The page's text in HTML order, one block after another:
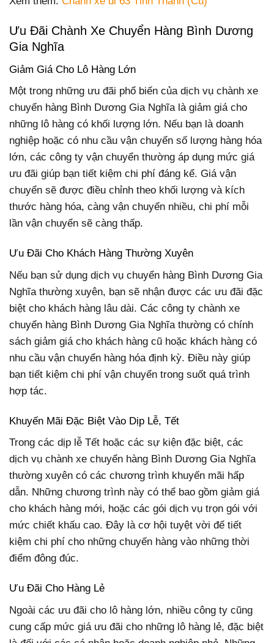
Ưu Đãi Chành Xe Chuyển Hàng Bình Dương
Gia Nghĩa
Giảm Giá Cho Lô Hàng Lớn
Một trong những ưu đãi phổ biến của dịch vụ chành xe
chuyển hàng Bình Dương Gia Nghĩa là giảm giá cho
những lô hàng có khối lượng lớn. Nếu bạn là doanh
nghiệp hoặc có nhu cầu vận chuyển số lượng hàng hóa
lớn, các công ty vận chuyển thường áp dụng mức giá
ưu đãi giúp bạn tiết kiệm chi phí đáng kể. Giá vận
chuyển sẽ được điều chỉnh theo khối lượng và kích
thước hàng hóa, càng vận chuyển nhiều, chi phí mỗi
lần vận chuyển sẽ càng thấp.
Ưu Đãi Cho Khách Hàng Thường Xuyên
Nếu bạn sử dụng dịch vụ chuyển hàng Bình Dương Gia
Nghĩa thường xuyên, bạn sẽ nhận được các ưu đãi đặc
biệt cho khách hàng lâu dài. Các công ty chành xe
chuyển hàng Bình Dương Gia Nghĩa thường có chính
sách giảm giá cho khách hàng cũ hoặc khách hàng có
nhu cầu vận chuyển hàng hóa định kỳ. Điều này giúp
bạn tiết kiệm chi phí vận chuyển trong suốt quá trình
hợp tác.
Khuyến Mãi Đặc Biệt Vào Dịp Lễ, Tết
Trong các dịp lễ Tết hoặc các sự kiện đặc biệt, các
dịch vụ chành xe chuyển hàng Bình Dương Gia Nghĩa
thường xuyên có các chương trình khuyến mãi hấp
dẫn. Những chương trình này có thể bao gồm giảm giá
cho khách hàng mới, hoặc các gói dịch vụ trọn gói với
mức chiết khấu cao. Đây là cơ hội tuyệt vời để tiết
kiệm chi phí cho những chuyến hàng vào những thời
điểm đông đúc.
Ưu Đãi Cho Hàng Lẻ
Ngoài các ưu đãi cho lô hàng lớn, nhiều công ty cũng
cung cấp mức giá ưu đãi cho những lô hàng lẻ, đặc biệt